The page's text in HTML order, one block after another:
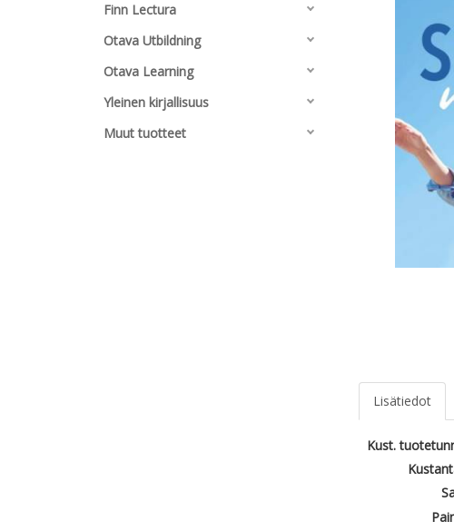
Finn Lectura
Otava Utbildning
Otava Learning
Yleinen kirjallisuus
Muut tuotteet
Lisätiedot
Kust.